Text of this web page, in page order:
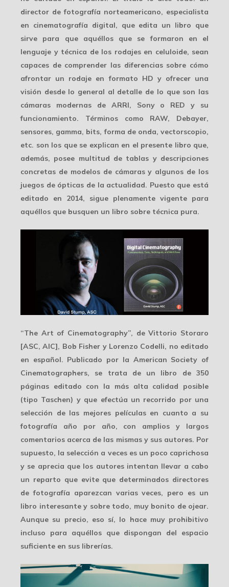
director de fotografía norteamericano, especialista
en cinematografía digital, que edita un libro que
sirve para que aquéllos que se formaron en el
lenguaje y técnica de los rodajes en celuloide, sean
capaces de comprender las diferencias sobre cómo
afrontar un rodaje en formato HD y ofrecer una
visión desde lo general al detalle de lo que son las
cámaras modernas de ARRI, Sony o RED y su
funcionamiento. Términos como RAW, Debayer,
sensores, gamma, bits, forma de onda, vectorscopio,
etc. son los que se explican en el presente libro que,
además, posee multitud de tablas y descripciones
concretas de modelos de cámaras y algunos de los
juegos de ópticas de la actualidad. Puesto que está
editado en 2014, sigue plenamente vigente para
aquéllos que busquen un libro sobre técnica pura.
“The Art of Cinematography”, de Vittorio Storaro
[ASC, AIC], Bob Fisher y Lorenzo Codelli, no editado
en español. Publicado por la American Society of
Cinematographers, se trata de un libro de 350
páginas editado con la más alta calidad posible
(tipo Taschen) y que efectúa un recorrido por una
selección de las mejores películas en cuanto a su
fotografía año por año, con amplios y largos
comentarios acerca de las mismas y sus autores. Por
supuesto, la selección a veces es un poco caprichosa
y se aprecia que los autores intentan llevar a cabo
un reparto que evite que determinados directores
de fotografía aparezcan varias veces, pero es un
libro interesante y sobre todo, muy bonito de ojear.
Aunque su precio, eso sí, lo hace muy prohibitivo
incluso para aquéllos que dispongan del espacio
suficiente en sus librerías.